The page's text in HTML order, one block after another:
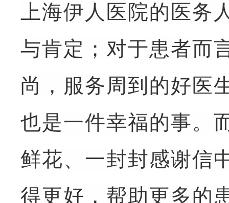
上海伊人医院的医务
与肯定；对于患者而
尚， 服务周到 的好医
也是一件幸福的事。
鲜花、一封封感谢信
得更好，帮助更多的